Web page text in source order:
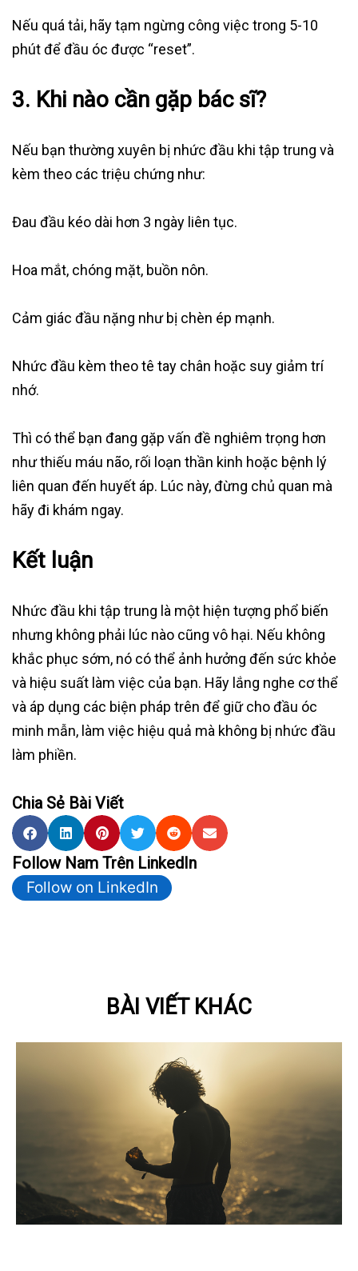
Nếu quá tải, hãy tạm ngừng công việc trong 5-10
phút để đầu óc được “reset”.
3. Khi nào cần gặp bác sĩ?
Nếu bạn thường xuyên bị nhức đầu khi tập trung và
kèm theo các triệu chứng như:
Đau đầu kéo dài hơn 3 ngày liên tục.
Hoa mắt, chóng mặt, buồn nôn.
Cảm giác đầu nặng như bị chèn ép mạnh.
Nhức đầu kèm theo tê tay chân hoặc suy giảm trí
nhớ.
Thì có thể bạn đang gặp vấn đề nghiêm trọng hơn
như thiếu máu não, rối loạn thần kinh hoặc bệnh lý
liên quan đến huyết áp. Lúc này, đừng chủ quan mà
hãy đi khám ngay.
Kết luận
Nhức đầu khi tập trung là một hiện tượng phổ biến
nhưng không phải lúc nào cũng vô hại. Nếu không
khắc phục sớm, nó có thể ảnh hưởng đến sức khỏe
và hiệu suất làm việc của bạn. Hãy lắng nghe cơ thể
và áp dụng các biện pháp trên để giữ cho đầu óc
minh mẫn, làm việc hiệu quả mà không bị nhức đầu
làm phiền.
Chia Sẻ Bài Viết
Follow Nam Trên LinkedIn
Follow on LinkedIn
BÀI VIẾT KHÁC